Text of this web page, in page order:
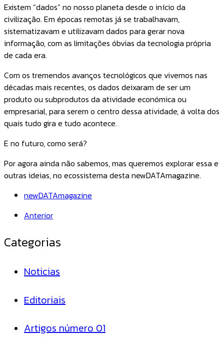
Existem “dados” no nosso planeta desde o início da
civilização. Em épocas remotas já se trabalhavam,
sistematizavam e utilizavam dados para gerar nova
informação, com as limitações óbvias da tecnologia própria
de cada era.
Com os tremendos avanços tecnológicos que vivemos nas
décadas mais recentes, os dados deixaram de ser um
produto ou subprodutos da atividade económica ou
empresarial, para serem o centro dessa atividade, á volta dos
quais tudo gira e tudo acontece.
E no futuro, como será?
Por agora ainda não sabemos, mas queremos explorar essa e
outras ideias, no ecossistema desta newDATAmagazine.
newDATAmagazine
Anterior
Categorias
Noticias
Editoriais
Artigos número 01